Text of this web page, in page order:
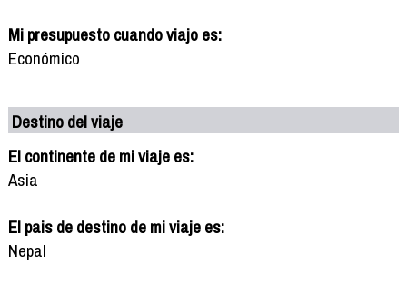
Mi presupuesto cuando viajo es:
Económico
Destino del viaje
El continente de mi viaje es:
Asia
El pais de destino de mi viaje es:
Nepal